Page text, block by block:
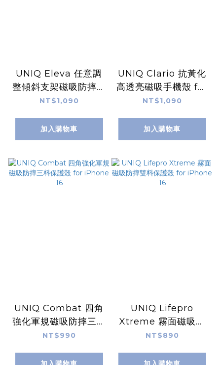
UNIQ Eleva 任意調
整傾斜支架磁吸防摔保
護殼 for iPhone 16
NT$1,090
加入購物車
UNIQ Clario 抗黃化
高透亮磁吸手機殼 for
iPhone 16
NT$1,090
加入購物車
UNIQ Combat 四角
強化軍規磁吸防摔三料
保護殼 for iPhone
NT$990
UNIQ Lifepro
Xtreme 霧面磁吸防
摔雙料保護殼 for
NT$890